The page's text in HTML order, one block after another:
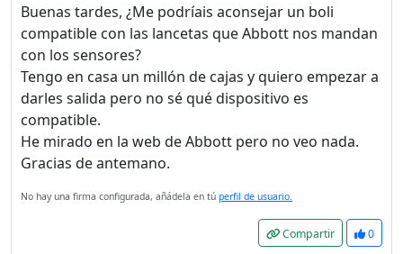
Buenas tardes, ¿Me podríais aconsejar un boli
compatible con las lancetas que Abbott nos mandan
con los sensores?
Tengo en casa un millón de cajas y quiero empezar a
darles salida pero no sé qué dispositivo es
compatible.
He mirado en la web de Abbott pero no veo nada.
Gracias de antemano.
No hay una firma configurada, añádela en tú perfil de usuario.
Compartir 0